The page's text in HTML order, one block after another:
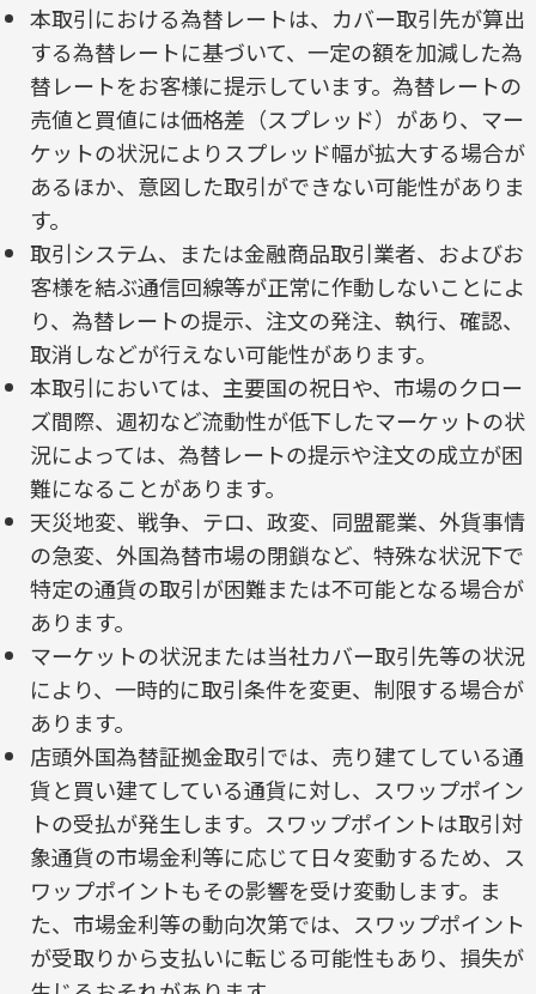
本取引における為替レートは、カバー取引先が算出
する為替レートに基づいて、一定の額を加減した為
替レートをお客様に提示しています。為替レートの
売値と買値には価格差（スプレッド）があり、マー
ケットの状況によりスプレッド幅が拡大する場合が
あるほか、意図した取引ができない可能性がありま
す。
取引システム、または金融商品取引業者、およびお
客様を結ぶ通信回線等が正常に作動しないことによ
り、為替レートの提示、注文の発注、執行、確認、
取消しなどが行えない可能性があります。
本取引においては、主要国の祝日や、市場のクロー
ズ間際、週初など流動性が低下したマーケットの状
況によっては、為替レートの提示や注文の成立が困
難になることがあります。
天災地変、戦争、テロ、政変、同盟罷業、外貨事情
の急変、外国為替市場の閉鎖など、特殊な状況下で
特定の通貨の取引が困難または不可能となる場合が
あります。
マーケットの状況または当社カバー取引先等の状況
により、一時的に取引条件を変更、制限する場合が
あります。
店頭外国為替証拠金取引では、売り建てしている通
貨と買い建てしている通貨に対し、スワップポイン
トの受払が発生します。スワップポイントは取引対
象通貨の市場金利等に応じて日々変動するため、ス
ワップポイントもその影響を受け変動します。ま
た、市場金利等の動向次第では、スワップポイント
が受取りから支払いに転じる可能性もあり、損失が